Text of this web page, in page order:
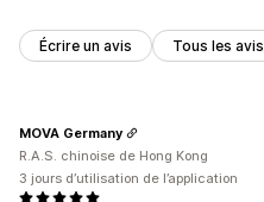
Écrire un avis Tous les avis
MOVA Germany
R.A.S. chinoise de Hong Kong
3 jours d’utilisation de l’application